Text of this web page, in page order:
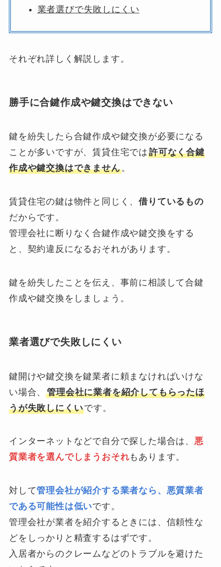
業者選びで失敗しにくい
それぞれ詳しく解説します。
勝手に合鍵作成や鍵交換はできない
鍵を紛失したら合鍵作成や鍵交換が必要になる
ことが多いですが、賃貸住宅では許可なく合鍵
作成や鍵交換はできません。
賃貸住宅の鍵は物件と同じく、借りているもの
だからです。
管理会社に断りなく合鍵作成や鍵交換をする
と、契約違反になるおそれがあります。
鍵を紛失したことを伝え、事前に相談して合鍵
作成や鍵交換をしましょう。
業者選びで失敗しにくい
鍵開けや鍵交換を鍵業者に頼まなければいけな
い場合、管理会社に業者を紹介してもらったほ
うが失敗しにくいです。
インターネットなどで自分で探した場合は、悪
質業者を選んでしまうおそれもあります。
対して管理会社が紹介する業者なら、悪質業者
である可能性は低いです。
管理会社が業者を紹介するときには、信頼性な
どをしっかりと精査するはずです。
入居者からのクレームなどのトラブルを避けた